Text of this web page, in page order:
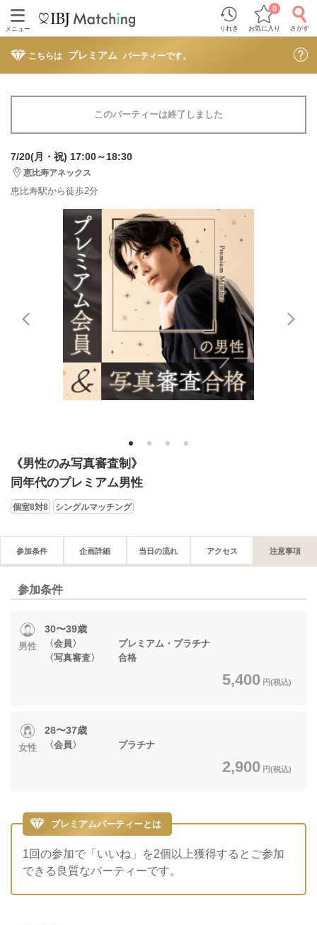
メニュー りれき お気に入り
0
さがす
こちらは プレミアム パーティーです。
このパーティーは終了しました
7/20(月・祝) 17:00～18:30
恵比寿アネックス
恵比寿駅から徒歩2分
1 2 3 4
《男性のみ写真審査制》
同年代のプレミアム男性
個室8対8 シングルマッチング
参加条件 企画詳細 当日の流れ アクセス 注意事項
参加条件
男性
30〜39歳
〈会員〉 プレミアム・プラチナ
〈写真審査〉 合格
5,400 円(税込)
女性
28〜37歳
〈会員〉 プラチナ
2,900 円(税込)
プレミアムパーティーとは
1回の参加で「いいね」を2個以上獲得するとご参加
できる良質なパーティーです。